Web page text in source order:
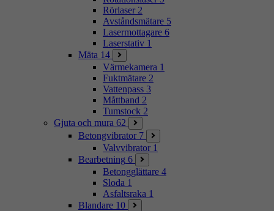
Rörlaser 2
Avståndsmätare 5
Lasermottagare 6
Laserstativ 1
Mäta 14
Värmekamera 1
Fuktmätare 2
Vattenpass 3
Måttband 2
Tumstock 2
Gjuta och mura 62
Betongvibrator 7
Valvvibrator 1
Bearbetning 6
Betongglättare 4
Sloda 1
Asfaltsraka 1
Blandare 10